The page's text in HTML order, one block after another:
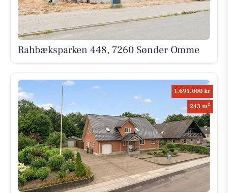
Rahbæksparken 448, 7260 Sønder Omme
1.695.000 kr
243 m2